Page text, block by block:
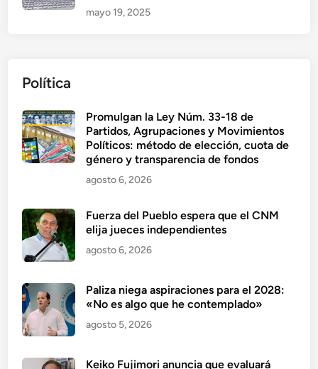
mayo 19, 2025
Política
Promulgan la Ley Núm. 33-18 de
Partidos, Agrupaciones y Movimientos
Políticos: método de elección, cuota de
género y transparencia de fondos
agosto 6, 2026
Fuerza del Pueblo espera que el CNM
elija jueces independientes
agosto 6, 2026
Paliza niega aspiraciones para el 2028:
«No es algo que he contemplado»
agosto 5, 2026
Keiko Fujimori anuncia que evaluará